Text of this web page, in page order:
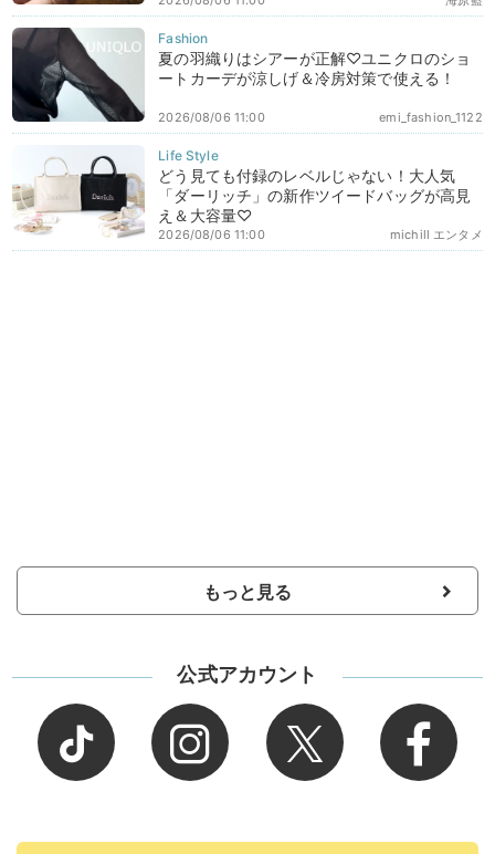
夏の羽織りはシアーが正解♡ユニクロのショ
ートカーデが涼しげ＆冷房対策で使える！
emi_fashion_1122
2026/08/06 11:00
どう見ても付録のレベルじゃない！大人気
「ダーリッチ」の新作ツイードバッグが高見
え＆大容量♡
michill エンタメ
2026/08/06 11:00
もっと見る
公式アカウント